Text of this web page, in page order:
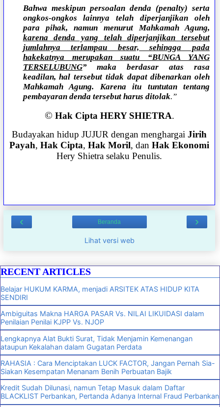
Bahwa meskipun persoalan denda (penalty) serta
ongkos-ongkos lainnya telah diperjanjikan oleh
para pihak, namun menurut Mahkamah Agung,
karena denda yang telah diperjanjikan tersebut
jumlahnya terlampau besar, sehingga pada
hakekatnya merupakan suatu “BUNGA YANG
TERSELUBUNG” maka berdasar atas rasa
keadilan, hal tersebut tidak dapat dibenarkan oleh
Mahkamah Agung. Karena itu tuntutan tentang
pembayaran denda tersebut harus ditolak.”
© Hak Cipta HERY SHIETRA.
Budayakan hidup JUJUR dengan menghargaiJirih
Payah,Hak Cipta,Hak Moril, danHak Ekonomi
Hery Shietra selaku Penulis.
‹ ›
Beranda
Lihat versi web
RECENT ARTICLES
Belajar HUKUM KARMA, menjadi ARSITEK ATAS HIDUP KITA
SENDIRI
Ambiguitas Makna HARGA PASAR Vs. NILAI LIKUIDASI dalam
Penilaian Penilai KJPP Vs. NJOP
Lengkapnya Alat Bukti Surat, Tidak Menjamin Kemenangan
ataupun Kekalahan dalam Gugatan Perdata
RAHASIA : Cara Menciptakan LUCK FACTOR, Jangan Pernah Sia-
Siakan Kesempatan Menanam Benih Perbuatan Bajik
Kredit Sudah Dilunasi, namun Tetap Masuk dalam Daftar
BLACKLIST Perbankan, Pertanda Adanya Internal Fraud Perbankan